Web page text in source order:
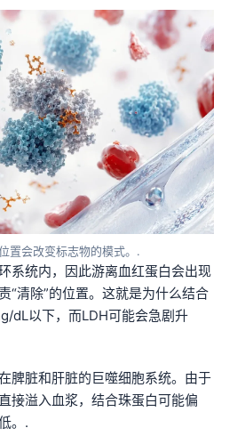
置会改变标志物的模式。.
系统内，因此游离血红蛋白会出现
“清除”的位置。这就是为什么结合
dL以下，而LDH可能会急剧升
脾脏和肝脏的巨噬细胞系统。由于
接溢入血浆，结合珠蛋白可能偏
。.